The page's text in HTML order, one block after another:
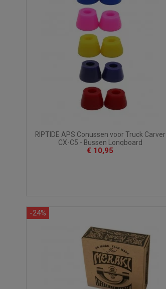
RIPTIDE APS Conussen voor Truck Carver
CX-C5 - Bussen Longboard
€ 10,95
-24%